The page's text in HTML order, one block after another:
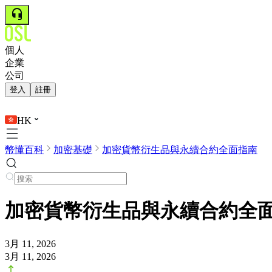
個人
企業
公司
登入 註冊
HK
幣懂百科 加密基礎 加密貨幣衍生品與永續合約全面指南
加密貨幣衍生品與永續合約全
3月 11, 2026
3月 11, 2026